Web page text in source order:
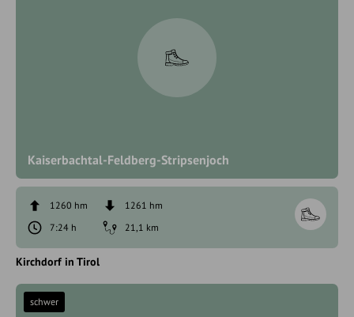
Kaiserbachtal-Feldberg-Stripsenjoch
1260 hm
1261 hm
7:24 h
21,1 km
Kirchdorf in Tirol
schwer